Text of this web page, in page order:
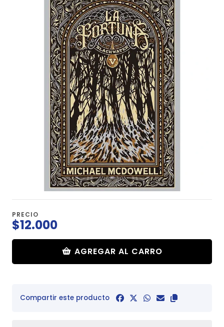
PRECIO
$12.000
AGREGAR AL CARRO
Compartir este producto